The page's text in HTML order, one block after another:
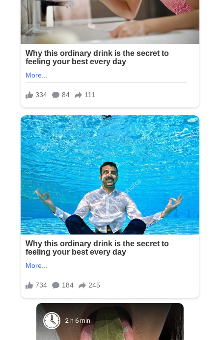
2 h 6 min